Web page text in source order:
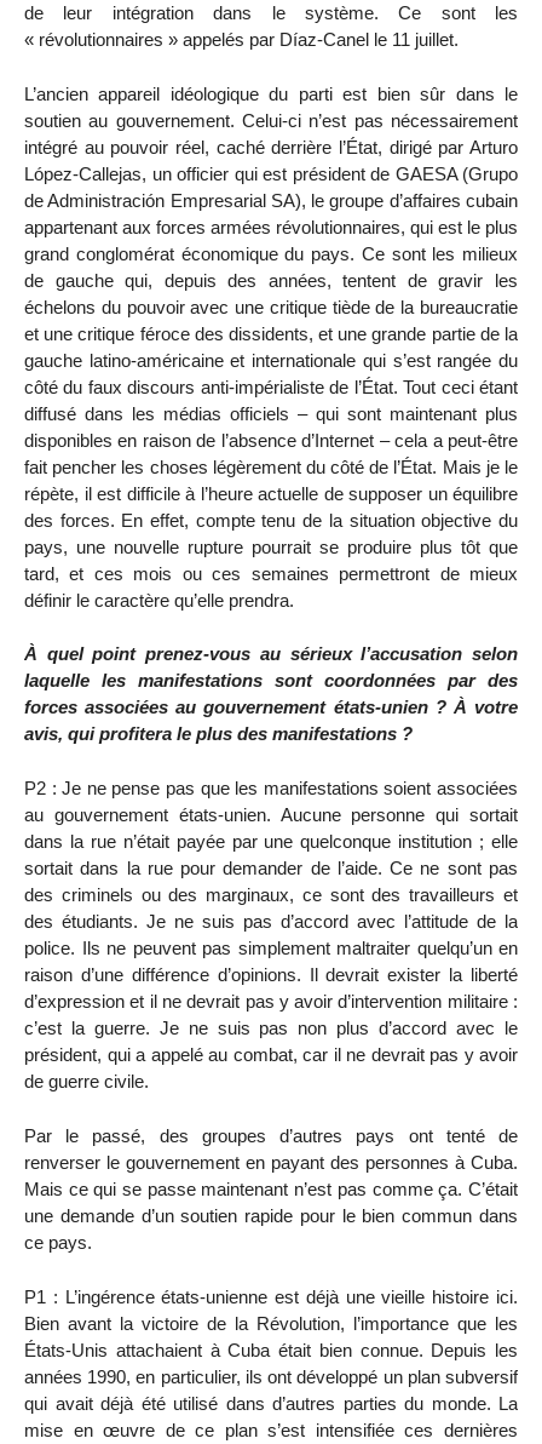
de leur intégration dans le système. Ce sont les
« révolutionnaires » appelés par Díaz-Canel le 11 juillet.
L’ancien appareil idéologique du parti est bien sûr dans le
soutien au gouvernement. Celui-ci n’est pas nécessairement
intégré au pouvoir réel, caché derrière l’État, dirigé par Arturo
López-Callejas, un officier qui est président de GAESA (Grupo
de Administración Empresarial SA), le groupe d’affaires cubain
appartenant aux forces armées révolutionnaires, qui est le plus
grand conglomérat économique du pays. Ce sont les milieux
de gauche qui, depuis des années, tentent de gravir les
échelons du pouvoir avec une critique tiède de la bureaucratie
et une critique féroce des dissidents, et une grande partie de la
gauche latino-américaine et internationale qui s’est rangée du
côté du faux discours anti-impérialiste de l’État. Tout ceci étant
diffusé dans les médias officiels – qui sont maintenant plus
disponibles en raison de l’absence d’Internet – cela a peut-être
fait pencher les choses légèrement du côté de l’État. Mais je le
répète, il est difficile à l’heure actuelle de supposer un équilibre
des forces. En effet, compte tenu de la situation objective du
pays, une nouvelle rupture pourrait se produire plus tôt que
tard, et ces mois ou ces semaines permettront de mieux
définir le caractère qu’elle prendra.
À quel point prenez-vous au sérieux l’accusation selon
laquelle les manifestations sont coordonnées par des
forces associées au gouvernement états-unien ? À votre
avis, qui profitera le plus des manifestations ?
P2 : Je ne pense pas que les manifestations soient associées
au gouvernement états-unien. Aucune personne qui sortait
dans la rue n’était payée par une quelconque institution ; elle
sortait dans la rue pour demander de l’aide. Ce ne sont pas
des criminels ou des marginaux, ce sont des travailleurs et
des étudiants. Je ne suis pas d’accord avec l’attitude de la
police. Ils ne peuvent pas simplement maltraiter quelqu’un en
raison d’une différence d’opinions. Il devrait exister la liberté
d’expression et il ne devrait pas y avoir d’intervention militaire :
c’est la guerre. Je ne suis pas non plus d’accord avec le
président, qui a appelé au combat, car il ne devrait pas y avoir
de guerre civile.
Par le passé, des groupes d’autres pays ont tenté de
renverser le gouvernement en payant des personnes à Cuba.
Mais ce qui se passe maintenant n’est pas comme ça. C’était
une demande d’un soutien rapide pour le bien commun dans
ce pays.
P1 : L’ingérence états-unienne est déjà une vieille histoire ici.
Bien avant la victoire de la Révolution, l’importance que les
États-Unis attachaient à Cuba était bien connue. Depuis les
années 1990, en particulier, ils ont développé un plan subversif
qui avait déjà été utilisé dans d’autres parties du monde. La
mise en œuvre de ce plan s’est intensifiée ces dernières